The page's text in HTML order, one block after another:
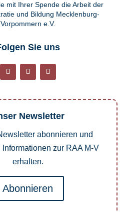
mit Ihrer Spende die Arbeit der
und Bildung Mecklenburg-
Vorpommern e.V.
Sie uns
Newsletter
abonnieren und
zur RAA M-V
erhalten.
Abonnieren